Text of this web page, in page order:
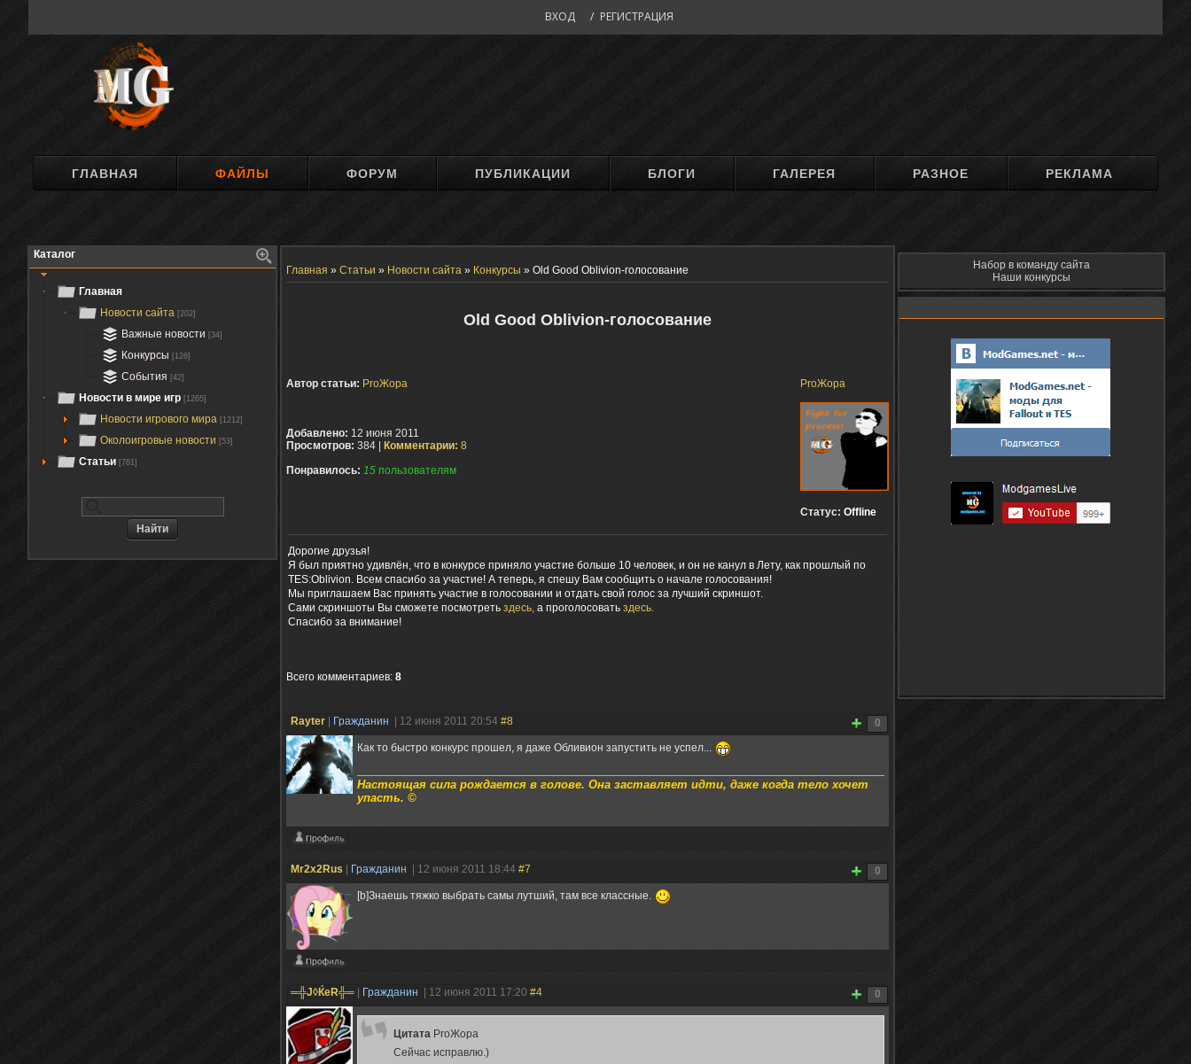
ВХОД / РЕГИСТРАЦИЯ
ГЛАВНАЯ ФАЙЛЫ ФОРУМ ПУБЛИКАЦИИ БЛОГИ ГАЛЕРЕЯ РАЗНОЕ РЕКЛАМА
Каталог
Главная
Новости сайта [202]
Важные новости [34]
Конкурсы [126]
События [42]
Новости в мире игр [1265]
Новости игрового мира [1212]
Околоигровые новости [53]
Статьи [761]
Главная » Статьи » Новости сайта » Конкурсы » Old Good Oblivion-голосование
Old Good Oblivion-голосование
ProЖора
Статус: Offline
Автор статьи: ProЖора
Добавлено: 12 июня 2011
Просмотров: 384 | Комментарии: 8
Понравилось: 15 пользователям
Дорогие друзья!
Я был приятно удивлён, что в конкурсе приняло участие больше 10 человек, и он не канул в Лету, как прошлый по
TES:Oblivion. Всем спасибо за участие! А теперь, я спешу Вам сообщить о начале голосования!
Мы приглашаем Вас принять участие в голосовании и отдать свой голос за лучший скриншот.
Сами скриншоты Вы сможете посмотреть здесь, а проголосовать здесь.
Спасибо за внимание!
Всего комментариев: 8
0
Rayter Гражданин | 12 июня 2011 20:54 #8
Как то быстро конкурс прошел, я даже Обливион запустить не успел...
Настоящая сила рождается в голове. Она заставляет идти, даже когда тело хочет
упасть. ©
0
Mr2x2Rus Гражданин | 12 июня 2011 18:44 #7
[b]Знаешь тяжко выбрать самы лутший, там все классные.
0
═╬J◊ЌeR╬═ Гражданин | 12 июня 2011 17:20 #4
Цитата ProЖора
Сейчас исправлю.)
Набор в команду сайта
Наши конкурсы